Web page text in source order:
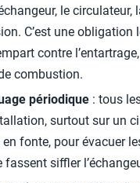
le circulateur,
C’est une obligation
contre
combustion.
périodique : tous
surtout sur un
fonte, pour évacuer
fassent siffler